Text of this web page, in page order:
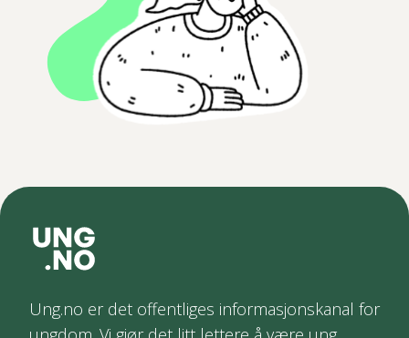
Ung.no er det offentliges informasjonskanal for